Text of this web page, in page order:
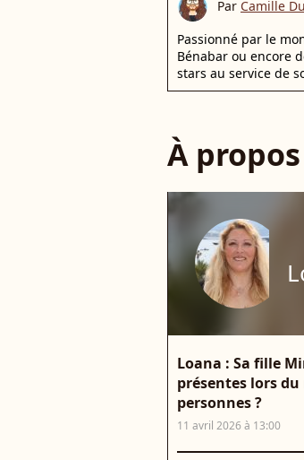
Par Camille
Passionné par le
Bénabar ou encore
stars au service de
À
Loana : Sa fille
présentes lors
personnes ?
11 avril 2026 à 13:00